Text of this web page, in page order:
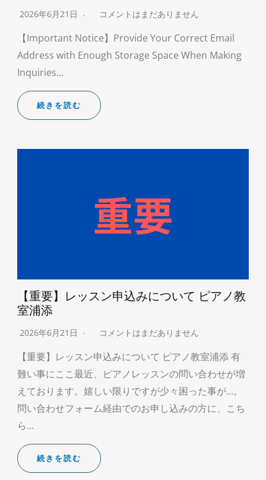
2026年6月21日 コメントはまだありません
【Important Notice】Provide Your Correct Email
Address with Enough Storage Space When Making
Inquiries…
続きを読む
【重要】レッスン申込みについて ピアノ教
室浦添
2026年6月21日 コメントはまだありません
【重要】レッスン申込みについて ピアノ教室浦添 有
難い事にここ最近、ピアノレッスンの問い合わせが増
えております。嬉しい限りですが少々困った事が…。
問い合わせフォーム経由でのお申し込みの方に、こち
ら…
続きを読む